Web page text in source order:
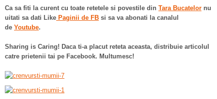
Ca sa fiti la curent cu toate retetele si povestile din Tara Bucatelor nu
uitati sa dati Like Paginii de FB si sa va abonati la canalul
de Youtube.
Sharing is Caring! Daca ti-a placut reteta aceasta, distribuie articolul
catre prietenii tai pe Facebook. Multumesc!